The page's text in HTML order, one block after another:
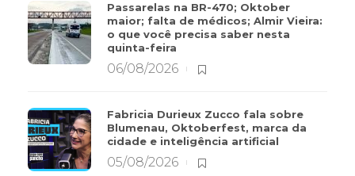
Passarelas na BR-470; Oktober
maior; falta de médicos; Almir Vieira:
o que você precisa saber nesta
quinta-feira
06/08/2026
Fabricia Durieux Zucco fala sobre
Blumenau, Oktoberfest, marca da
cidade e inteligência artificial
05/08/2026